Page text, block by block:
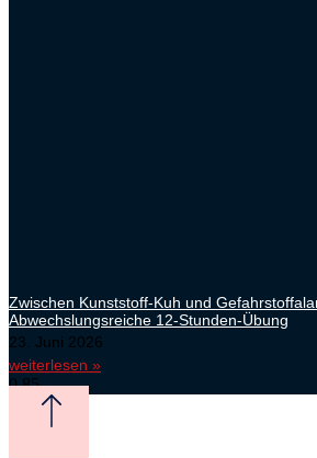
Zwischen Kunststoff-Kuh und
Abwechslungsreiche 12-Stunden-Übung
23. Juni 2026
weiterlesen »